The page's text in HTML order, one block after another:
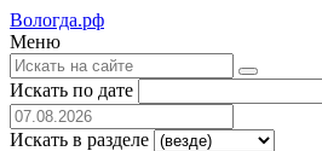
Вологда.рф
Меню
Искать по дате
Искать в разделе